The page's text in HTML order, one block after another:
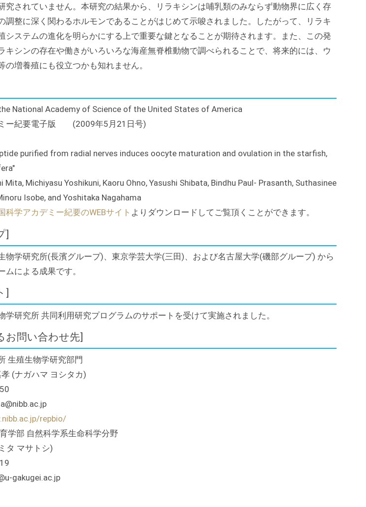
究されていません。本研究の結果から、リラキシンは哺乳類のみならず動物界に広く存
調整に深く関わるホルモンであることがはじめて示唆されました。したがって、リラキ
システムの進化を明らかにする上で重要な鍵となることが期待されます。また、この発
キシンの存在や働きがいろいろな海産無脊椎動物で調べられることで、将来的には、ウ
の増養殖にも役立つかも知れません。
National Academy of Science of the United States of America
ー紀要電子版 (2009年5月21日号)
purified from radial nerves induces oocyte maturation and ovulation in the starfish,
Michiyasu Yoshikuni, Kaoru Ohno, Yasushi Shibata, Bindhu Paul- Prasanth, Suthasinee
Isobe, and Yoshitaka Nagahama
科学アカデミー紀要のWEBサイト よりダウンロードしてご覧頂くことができます。
]
物学研究所(長濱グループ)、東京学芸大学(三田)、および名古屋大学(磯部グループ) から
ムによる成果です。
]
学研究所 共同利用研究プログラムのサポートを受けて実施されました。
お問い合わせ先]
生殖生物学研究部門
(ナガハマ ヨシタカ)
repbio/
学部 自然科学系生命科学分野
タ マサトシ)
gakugei.ac.jp